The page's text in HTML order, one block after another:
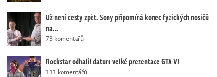
Už není cesty zpět. Sony připomíná konec fyzických nosičů
na…
73 komentářů
Rockstar odhalil datum velké prezentace GTA VI
111 komentářů